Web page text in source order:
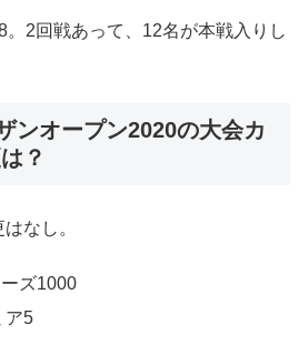
2回戦あって、12名が本戦入りし
ンオープン2020の大会カ
？
なし。
ズ1000
ア5